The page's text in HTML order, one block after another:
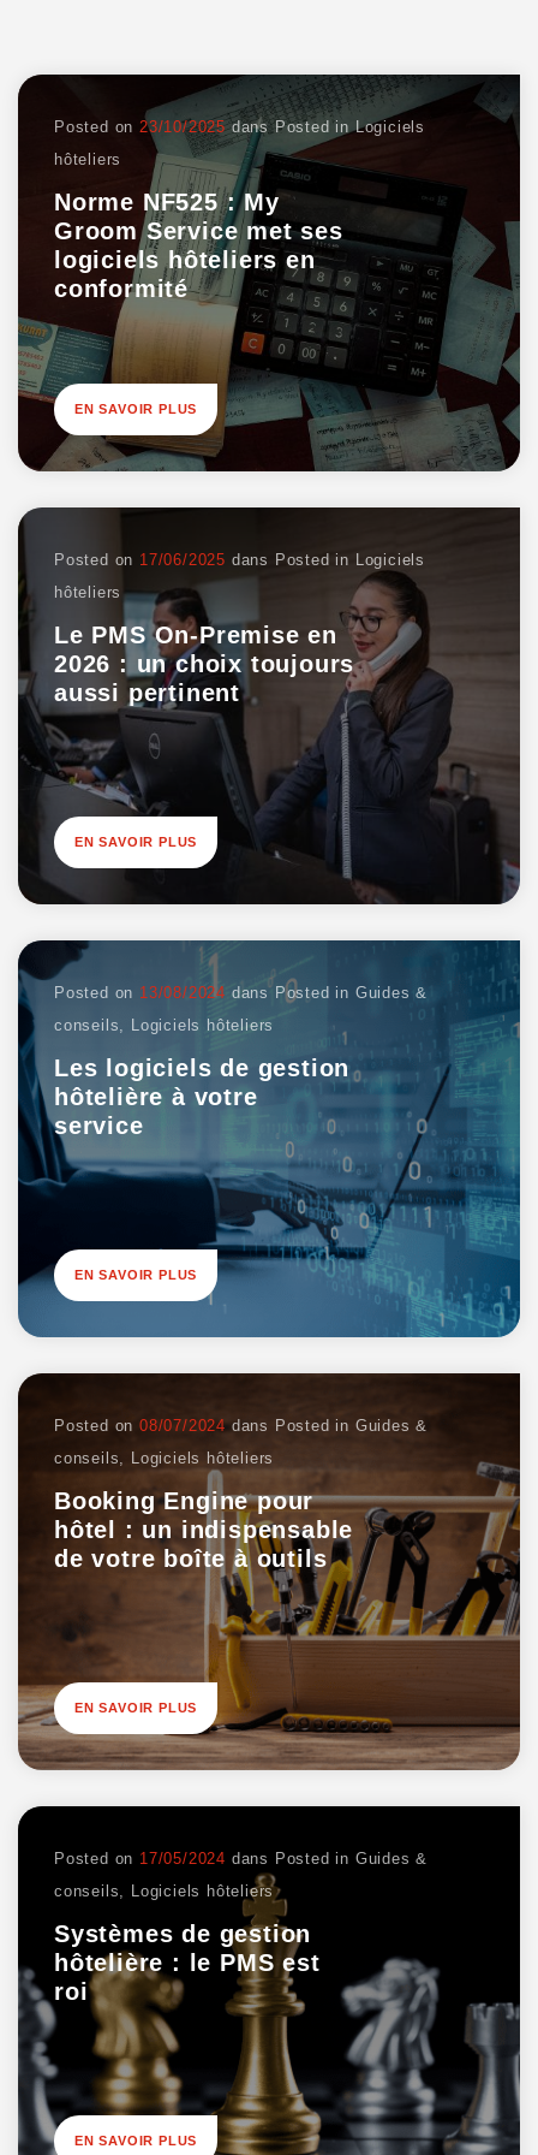
Posted on 23/10/2025dansPosted inLogiciels
hôteliers
Norme NF525 : My
Groom Service met ses
logiciels hôteliers en
conformité
EN SAVOIR PLUS
Posted on 17/06/2025 dans Posted in Logiciels
hôteliers
Le PMS On-Premise en
2026 : un choix toujours
aussi pertinent
EN SAVOIR PLUS
Posted on 13/08/2024 dans Posted in Guides &
conseils, Logiciels hôteliers
Les logiciels de gestion
hôtelière à votre
service
EN SAVOIR PLUS
Posted on 08/07/2024dans Posted in Guides &
conseils, Logiciels hôteliers
Booking Engine pour
hôtel : un indispensable
de votre boîte à outils
EN SAVOIR PLUS
Posted on 17/05/2024 dans Posted in Guides &
conseils, Logiciels hôteliers
Systèmes de gestion
hôtelière : le PMS est
roi
EN SAVOIR PLUS